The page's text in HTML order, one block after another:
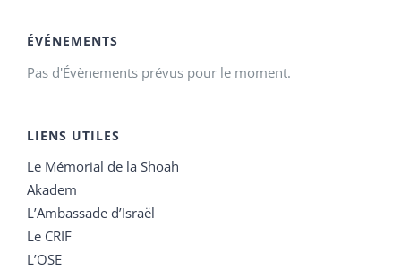
ÉVÉNEMENTS
Pas d'Évènements prévus pour le moment.
LIENS UTILES
Le Mémorial de la Shoah
Akadem
L’Ambassade d’Israël
Le CRIF
L’OSE